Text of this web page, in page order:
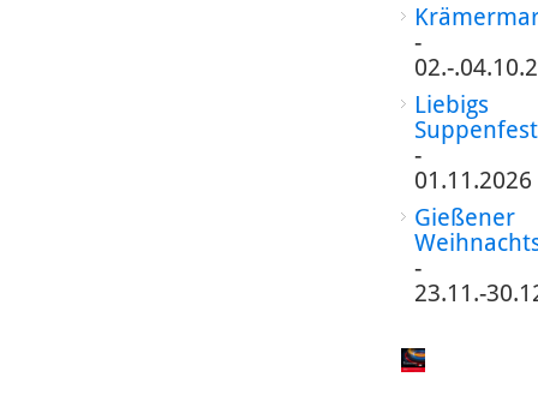
-
02.-
Liebigs
Suppenfest
-
01.11.2026
Gießener
-
23.11.-